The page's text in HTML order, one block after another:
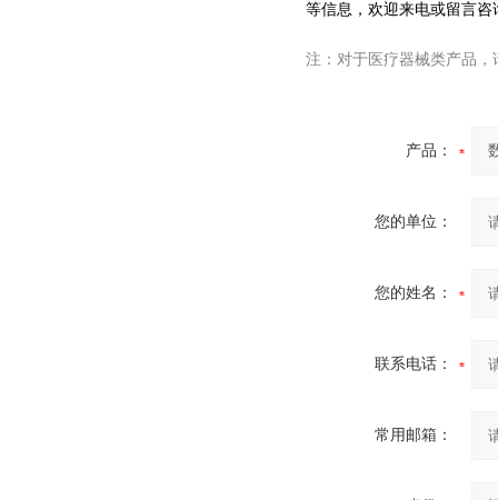
等信息，欢迎来电或留言咨
注：对于医疗器械类产品
产品：
您的单位：
您的姓名：
联系电话：
常用邮箱：